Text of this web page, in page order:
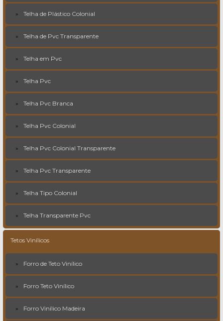
Telha de Plástico Colonial
Telha de Pvc Transparente
Telha em Pvc
Telha Pvc
Telha Pvc Branca
Telha Pvc Colonial
Telha Pvc Colonial Transparente
Telha Pvc Transparente
Telha Tipo Colonial
Telha Transparente Pvc
Tetos Vinílicos
Forro de Teto Vinílico
Forro Teto Vinílico
Forro Vinílico Madeira